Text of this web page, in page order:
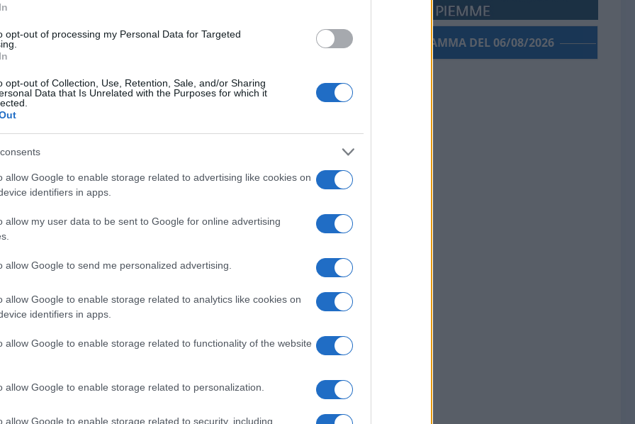
opt-out of processing my Personal Data for Targeted
opt-out of Collection, Use, Retention, Sale, and/or Sharing
Data that Is Unrelated with the Purposes for which it
allow Google to enable storage related to advertising like cookies on
identifiers in apps.
allow my user data to be sent to Google for online advertising
allow Google to send me personalized advertising.
allow Google to enable storage related to analytics like cookies on
identifiers in apps.
allow Google to enable storage related to functionality of the website
allow Google to enable storage related to personalization.
allow Google to enable storage related to security, including
alla libertà di pensiero che
che meno ad un partito.
con la sinistra italiana contemporanea. Io
di portarlo “a bottega”.
va il mio saluto sincero e tanta
strofe.
PORROGRAMMA DEL 06/08/2026